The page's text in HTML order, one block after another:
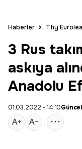
Haberler Thy
3 Rus
askıya
Anadolu
01.03.2022 - 14:10